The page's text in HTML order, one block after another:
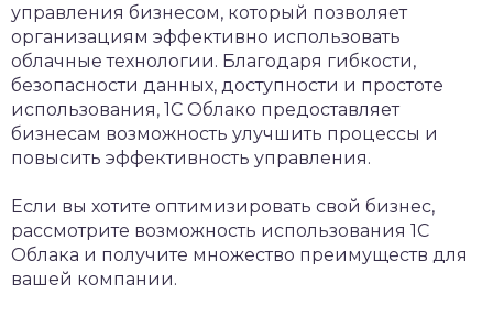
управления бизнесом, который позволяет
организациям эффективно использовать
облачные технологии. Благодаря гибкости,
безопасности данных, доступности и простоте
использования, 1С Облако предоставляет
бизнесам возможность улучшить процессы и
повысить эффективность управления.
Если вы хотите оптимизировать свой бизнес,
рассмотрите возможность использования 1С
Облака и получите множество преимуществ для
вашей компании.